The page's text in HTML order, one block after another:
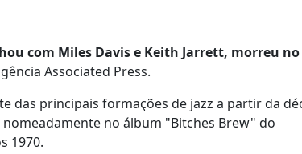
com Miles Davis e Keith Jarrett, morreu no
Associated Press.
das principais formações de jazz a partir da
no álbum "Bitches Brew" do
1970.